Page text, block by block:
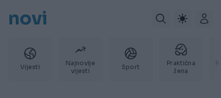
novi
Vijesti
Najnovije
vijesti
Sport
Praktična
žena